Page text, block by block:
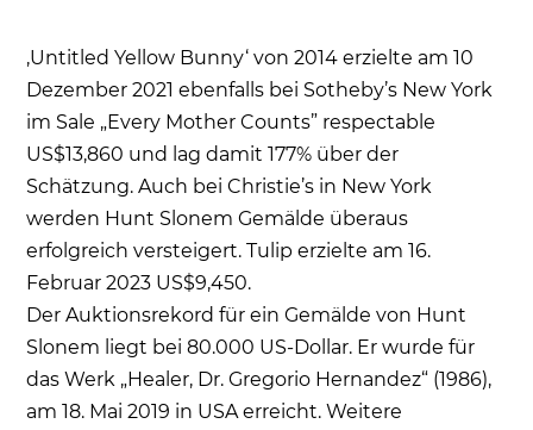
‚Untitled Yellow Bunny‘ von 2014 erzielte am 10
Dezember 2021 ebenfalls bei Sotheby’s New York
im Sale „Every Mother Counts” respectable
US$13,860 und lag damit 177% über der
Schätzung. Auch bei Christie’s in New York
werden Hunt Slonem Gemälde überaus
erfolgreich versteigert. Tulip erzielte am 16.
Februar 2023 US$9,450.
Der Auktionsrekord für ein Gemälde von Hunt
Slonem liegt bei 80.000 US-Dollar. Er wurde für
das Werk „Healer, Dr. Gregorio Hernandez“ (1986),
am 18. Mai 2019 in USA erreicht. Weitere